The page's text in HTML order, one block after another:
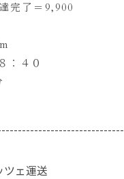
完了＝9,900
：４０
ェ運送